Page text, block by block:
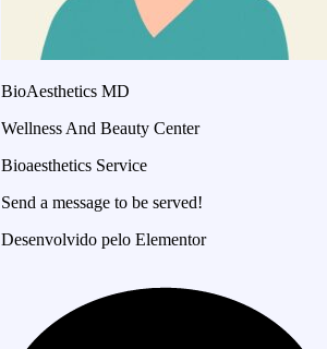
BioAesthetics MD
Wellness And Beauty Center
Bioaesthetics Service
Send a message to be served!
Desenvolvido pelo Elementor